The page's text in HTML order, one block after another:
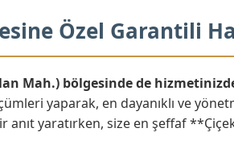
Özel Garantili
Mah.) bölgesinde de
yaparak, en dayanıklı ve
anıt yaratırken, size en şeffaf